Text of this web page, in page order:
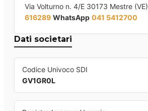
Via Volturno n. 4/E 30173 Mestre (VE)
616289 WhatsApp 041 5412700
Dati societari
Codice Univoco SDI
GV1GR0L